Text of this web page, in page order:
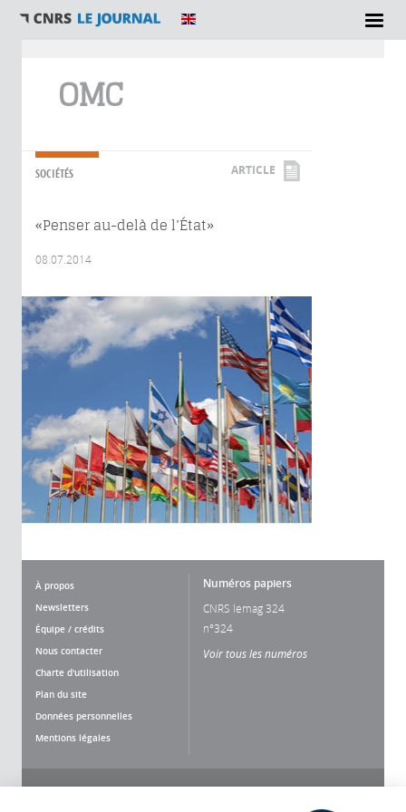
OMC
SOCIÉTÉS ARTICLE
«Penser au-delà de l’État»
08.07.2014
À propos
Newsletters
Équipe / crédits
Nous contacter
Charte d'utilisation
Plan du site
Données personnelles
Mentions légales
Numéros papiers
CNRS lemag 324
n°324
Voir tous les numéros